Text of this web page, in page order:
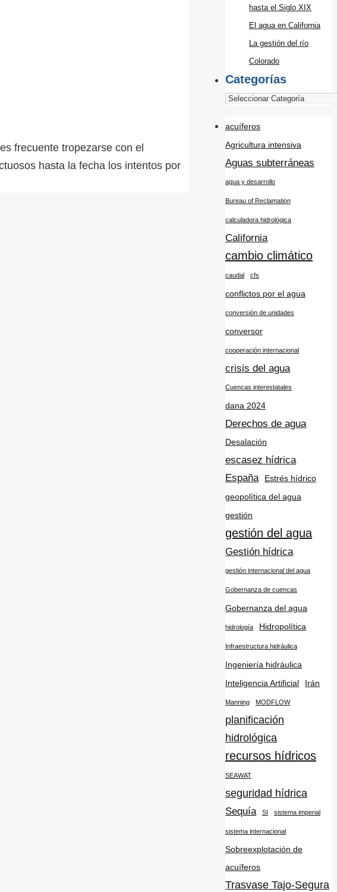
frecuente tropezarse con el
hasta la fecha los intentos por
hasta el Siglo XIX
El agua en California
La gestión del río
Colorado
Categorías
acuíferos
Agricultura intensiva
Aguas subterráneas
agua y desarrollo
Bureau of Reclamation
calculadora hidrológica
California
cambio climático
caudal cfs
conflictos por el agua
conversión de unidades
conversor
cooperación internacional
crisis del agua
Cuencas interestatales
dana 2024
Derechos de agua
Desalación
escasez hídrica
España
Estrés hídrico
geopolítica del agua
gestión
gestión del agua
Gestión hídrica
gestión internacional del agua
Gobernanza de cuencas
Gobernanza del agua
hidrología Hidropolítica
Infraestructura hidráulica
Ingeniería hidráulica
Inteligencia Artificial
Irán
Manning MODFLOW
planificación
hidrológica
recursos hídricos
SEAWAT
seguridad hídrica
Sequía SI sistema imperial
sistema internacional
Sobreexplotación de
acuíferos
Trasvase Tajo-Segura